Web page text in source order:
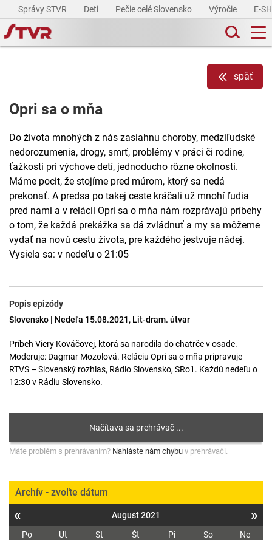
Správy STVR Deti Pečie celé Slovensko Výročie E-
späť
Opri sa o mňa
Do života mnohých z nás zasiahnu choroby, medziľudské
nedorozumenia, drogy, smrť, problémy v práci či rodine,
ťažkosti pri výchove detí, jednoducho rôzne okolnosti.
Máme pocit, že stojíme pred múrom, ktorý sa nedá
prekonať. A predsa po takej ceste kráčali už mnohí ľudia
pred nami a v relácii Opri sa o mňa nám rozprávajú príbehy
o tom, že každá prekážka sa dá zvládnuť a my sa môžeme
vydať na novú cestu života, pre každého jestvuje nádej.
Vysiela sa: v nedeľu o 21:05
Popis epizódy
Slovensko | Nedeľa 15.08.2021, Lit-dram. útvar
Príbeh Viery Kováčovej, ktorá sa narodila do chatrče v osade.
Moderuje: Dagmar Mozolová. Reláciu Opri sa o mňa pripravuje
RTVS – Slovenský rozhlas, Rádio Slovensko, SRo1. Každú nedeľu o
12:30 v Rádiu Slovensko.
Máte problém s prehrávaním? Nahláste nám chybu v prehrávači.
Archív - zvoľte dátum
« August 2021 »
Po Ut St Št Pi So
Ne